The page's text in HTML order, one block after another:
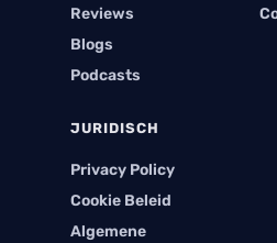
Reviews
Blogs
Podcasts
JURIDISCH
Privacy Policy
Cookie Beleid
Algemene